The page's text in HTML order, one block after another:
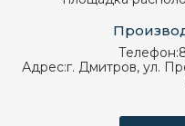
Телефон:
Адрес:г. Дмитров, ул.